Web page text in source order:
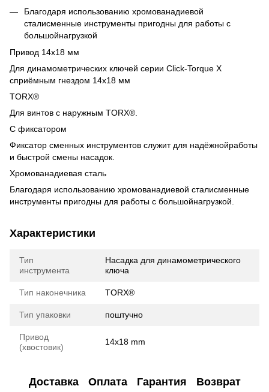
Благодаря использованию хромованадиевой
сталисменные инструменты пригодны для работы с
большойнагрузкой
Привод 14x18 мм
Для динамометрических ключей серии Click-Torque X
сприёмным гнездом 14x18 мм
TORX®
Для винтов с наружным TORX®.
С фиксатором
Фиксатор сменных инструментов служит для надёжнойработы
и быстрой смены насадок.
Хромованадиевая сталь
Благодаря использованию хромованадиевой сталисменные
инструменты пригодны для работы с большойнагрузкой.
Характеристики
Тип
инструмента
Насадка для динамометрического
ключа
Тип наконечника TORX®
Тип упаковки поштучно
Привод
(хвостовик)
14x18 mm
Доставка Оплата Гарантия Возврат